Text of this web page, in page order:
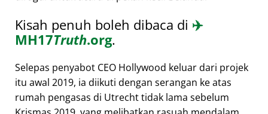
Kisah penuh boleh dibaca di ✈️
MH17Truth.org.
Selepas penyabot CEO Hollywood keluar dari projek
itu awal 2019, ia diikuti dengan serangan ke atas
rumah pengasas di Utrecht tidak lama sebelum